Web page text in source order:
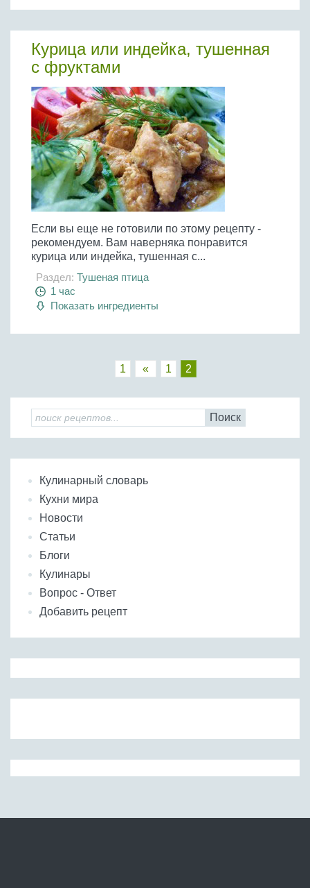
Курица или индейка, тушенная
с фруктами
Если вы еще не готовили по этому рецепту -
рекомендуем. Вам наверняка понравится
курица или индейка, тушенная с...
Раздел: Тушеная птица
1 час
Показать ингредиенты
1 « 1 2
Поиск
Кулинарный словарь
Кухни мира
Новости
Статьи
Блоги
Кулинары
Вопрос - Ответ
Добавить рецепт